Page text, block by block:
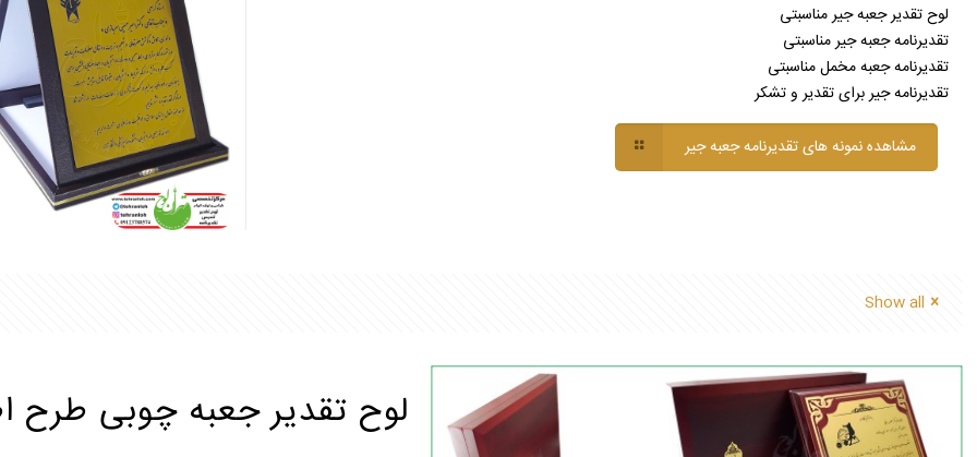
لوح تقدیر جعبه جیر مناسبتی
تقدیرنامه جعبه جیر مناسبتی
تقدیرنامه جعبه مخمل مناسبتی
تقدیرنامه جیر برای تقدیر و تشکر
مشاهده نمونه های تقدیرنامه جعبه جیر
Show all
لوح تقدیر جعبه چوبی